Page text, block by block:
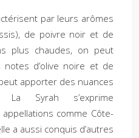
par leurs arômes
de poivre noir et de
plus chaudes, on peut
notes d’olive noire et de
apporter des nuances
Syrah s’exprime
comme Côte-
a aussi conquis d’autres